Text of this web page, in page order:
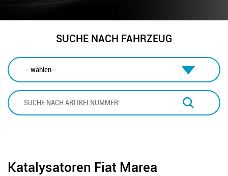
SUCHE NACH FAHRZEUG
Katalysatoren Fiat Marea